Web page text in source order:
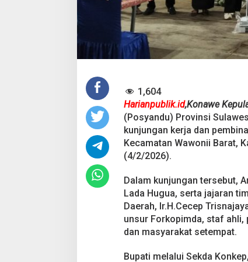
e
r
k
r
a
n
P
o
s
y
n
d
u
d
i
K
n
1,604
Harianpublik.id,Konawe
(Posyandu) Provinsi
kunjungan kerja dan
Kecamatan Wawonii Barat,
(4/2/2026).
Dalam kunjungan tersebut,
Lada Hugua, serta jajaran
Daerah, Ir.H.Cecep
unsur Forkopimda, staf ahli,
dan masyarakat setempat.
Bupati melalui Sekda
Mencekam,
Badik Usai
Miras
Di Kriminal 29